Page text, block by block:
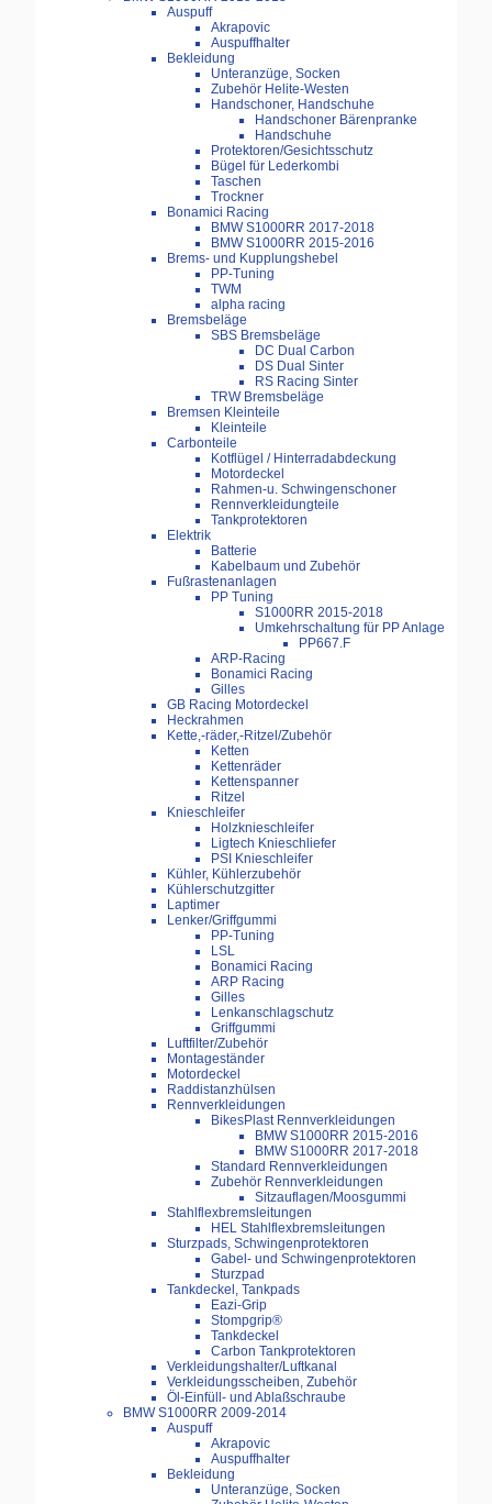
Auspuff
Akrapovic
Auspuffhalter
Bekleidung
Unteranzüge, Socken
Zubehör Helite-Westen
Handschoner, Handschuhe
Handschoner Bärenpranke
Handschuhe
Protektoren/Gesichtsschutz
Bügel für Lederkombi
Taschen
Trockner
Bonamici Racing
BMW S1000RR 2017-2018
BMW S1000RR 2015-2016
Brems- und Kupplungshebel
PP-Tuning
TWM
alpha racing
Bremsbeläge
SBS Bremsbeläge
DC Dual Carbon
DS Dual Sinter
RS Racing Sinter
TRW Bremsbeläge
Bremsen Kleinteile
Kleinteile
Carbonteile
Kotflügel / Hinterradabdeckung
Motordeckel
Rahmen-u. Schwingenschoner
Rennverkleidungteile
Tankprotektoren
Elektrik
Batterie
Kabelbaum und Zubehör
Fußrastenanlagen
PP Tuning
S1000RR 2015-2018
Umkehrschaltung für PP Anlage
PP667.F
ARP-Racing
Bonamici Racing
Gilles
GB Racing Motordeckel
Heckrahmen
Kette,-räder,-Ritzel/Zubehör
Ketten
Kettenräder
Kettenspanner
Ritzel
Knieschleifer
Holzknieschleifer
Ligtech Knieschliefer
PSI Knieschleifer
Kühler, Kühlerzubehör
Kühlerschutzgitter
Laptimer
Lenker/Griffgummi
PP-Tuning
LSL
Bonamici Racing
ARP Racing
Gilles
Lenkanschlagschutz
Griffgummi
Luftfilter/Zubehör
Montageständer
Motordeckel
Raddistanzhülsen
Rennverkleidungen
BikesPlast Rennverkleidungen
BMW S1000RR 2015-2016
BMW S1000RR 2017-2018
Standard Rennverkleidungen
Zubehör Rennverkleidungen
Sitzauflagen/Moosgummi
Stahlflexbremsleitungen
HEL Stahlflexbremsleitungen
Sturzpads, Schwingenprotektoren
Gabel- und Schwingenprotektoren
Sturzpad
Tankdeckel, Tankpads
Eazi-Grip
Stompgrip®
Tankdeckel
Carbon Tankprotektoren
Verkleidungshalter/Luftkanal
Verkleidungsscheiben, Zubehör
Öl-Einfüll- und Ablaßschraube
BMW S1000RR 2009-2014
Auspuff
Akrapovic
Auspuffhalter
Bekleidung
Unteranzüge, Socken